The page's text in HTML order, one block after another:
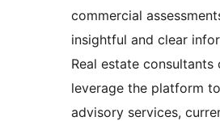
commercial
insightful and clear
Real estate consultants
leverage the platform
advisory services,